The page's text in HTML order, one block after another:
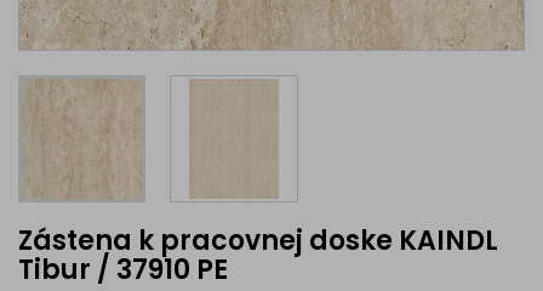
Zástena k pracovnej doske KAINDL
Tibur / 37910 PE